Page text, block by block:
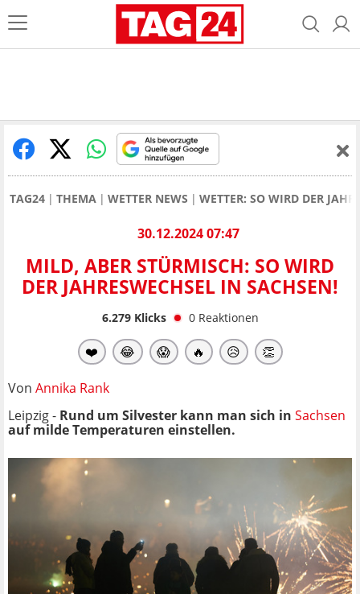
TAG24 THEMA WETTER NEWS WETTER: SO WIRD DER
30.12.2024 07:47
MILD, ABER STÜRMISCH: SO WIRD
DER JAHRESWECHSEL IN SACHSEN!
6.279Klicks 0 Reaktionen
❤️ 😂 😱 🔥 😥 👏
Von Annika Rank
Leipzig - Rund um Silvester kann man sich in Sachsen
auf milde Temperaturen einstellen.